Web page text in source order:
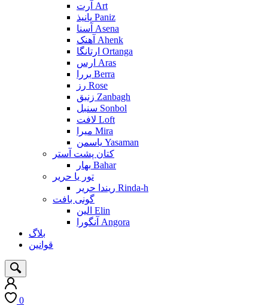
آرت Art
پانیذ Paniz
آسنا Asena
آهنک Ahenk
ارتانگا Ortanga
ارس Aras
بررا Berra
رز Rose
زنبق Zanbagh
سنبل Sonbol
لافت Loft
میرا Mira
یاسمن Yasaman
کتان پشت آستر
بهار Bahar
تور یا حریر
ریندا حریر Rinda-h
گونی بافت
الین Elin
آنگورا Angora
بلاگ
قوانین
0